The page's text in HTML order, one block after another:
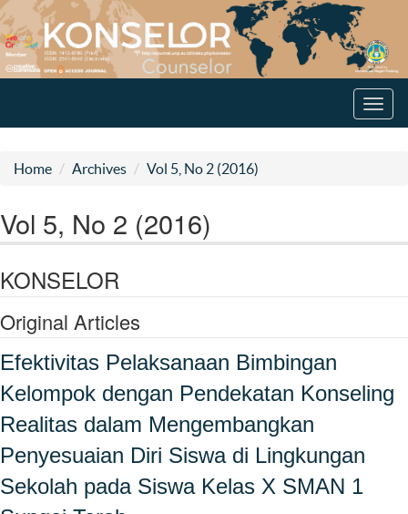
Home Archives Vol 5, No 2 (2016)
Vol 5, No 2 (2016)
KONSELOR
Original Articles
Efektivitas Pelaksanaan Bimbingan
Kelompok dengan Pendekatan Konseling
Realitas dalam Mengembangkan
Penyesuaian Diri Siswa di Lingkungan
Sekolah pada Siswa Kelas X SMAN 1